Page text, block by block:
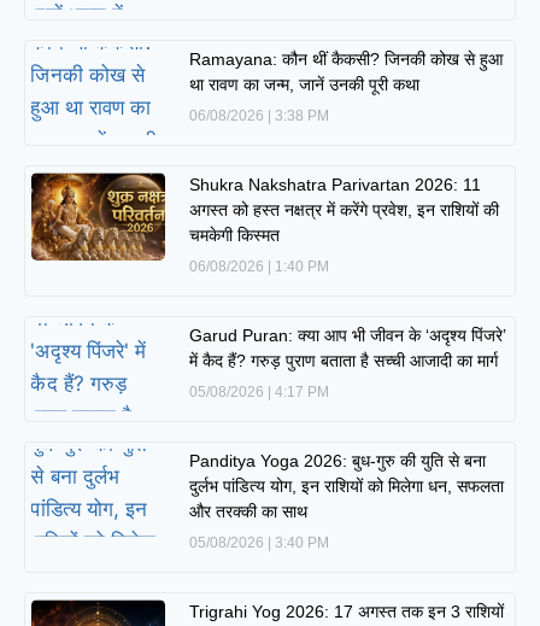
Ramayana: कौन थीं कैकसी? जिनकी कोख से हुआ
था रावण का जन्म, जानें उनकी पूरी कथा
06/08/2026 3:38 PM
Shukra Nakshatra Parivartan 2026: 11
अगस्त को हस्त नक्षत्र में करेंगे प्रवेश, इन राशियों की
चमकेगी किस्मत
06/08/2026 1:40 PM
Garud Puran: क्या आप भी जीवन के ‘अदृश्य पिंजरे’
में कैद हैं? गरुड़ पुराण बताता है सच्ची आजादी का मार्ग
05/08/2026 4:17 PM
Panditya Yoga 2026: बुध-गुरु की युति से बना
दुर्लभ पांडित्य योग, इन राशियों को मिलेगा धन, सफलता
और तरक्की का साथ
05/08/2026 3:40 PM
Trigrahi Yog 2026: 17 अगस्त तक इन 3 राशियों